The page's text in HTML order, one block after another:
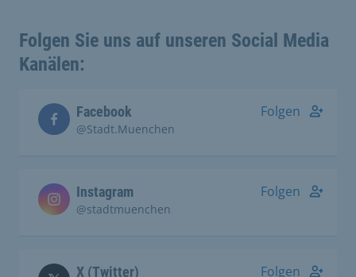
Folgen Sie uns auf unseren Social Media
Kanälen:
Facebook
@Stadt.Muenchen
Folgen
Instagram
@stadtmuenchen
Folgen
X (Twitter) Folgen